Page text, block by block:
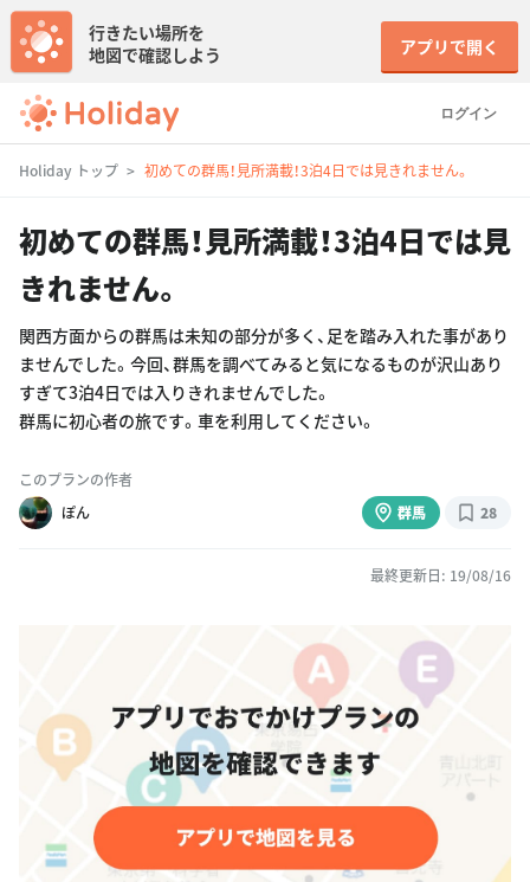
ログイン
行きたい場所を
地図で確認しよう
アプリで開く
Holiday トップ 初めての群馬！見所満載！3泊4日では見きれません。
初めての群馬！見所満載！3泊4日では見
きれません。
関西方面からの群馬は未知の部分が多く、足を踏み入れた事があり
ませんでした。今回、群馬を調べてみると気になるものが沢山あり
すぎて3泊4日では入りきれませんでした。
群馬に初心者の旅です。車を利用してください。
このプランの作者
ぽん
群馬 28
最終更新日: 19/08/16